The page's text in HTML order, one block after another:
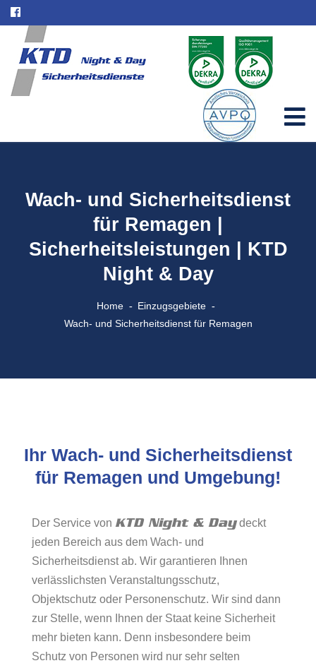
Wach- und Sicherheitsdienst
für Remagen |
Sicherheitsleistungen | KTD
Night & Day
Home
Einzugsgebiete
Wach- und Sicherheitsdienst für Remagen
Ihr Wach- und Sicherheitsdienst
für Remagen und Umgebung!
Der Service von KTD Night & Daydeckt
jeden Bereich aus dem Wach- und
Sicherheitsdienst ab. Wir garantieren Ihnen
verlässlichsten Veranstaltungsschutz,
Objektschutz oder Personenschutz. Wir sind dann
zur Stelle, wenn Ihnen der Staat keine Sicherheit
mehr bieten kann. Denn insbesondere beim
Schutz von Personen wird nur sehr selten